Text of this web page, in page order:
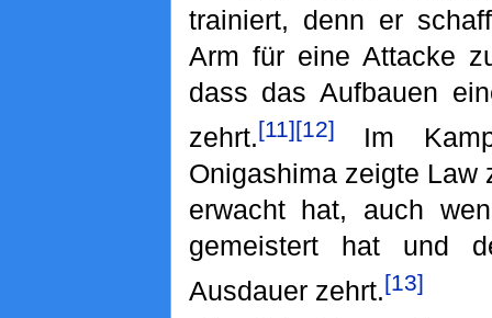
trainiert, denn er
Arm für eine Attacke
dass das Aufbauen
zehrt.[11][12]
Im
Onigashima zeigte Law
erwacht hat, auch
gemeistert hat und
Ausdauer zehrt.[13]